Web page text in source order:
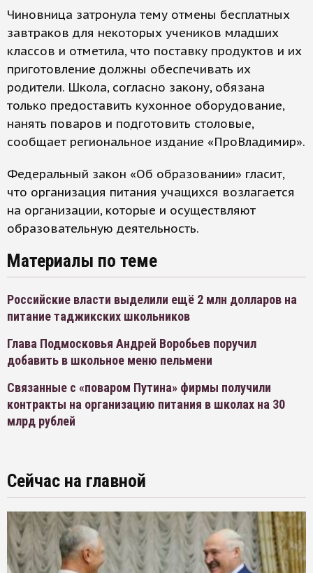
Чиновница затронула тему отмены бесплатных
завтраков для некоторых учеников младших
классов и отметила, что поставку продуктов и их
приготовление должны обеспечивать их
родители. Школа, согласно закону, обязана
только предоставить кухонное оборудование,
нанять поваров и подготовить столовые,
сообщает региональное издание «ПроВладимир».
Федеральный закон «Об образовании» гласит,
что организация питания учащихся возлагается
на организации, которые и осуществляют
образовательную деятельность.
Материалы по теме
Российские власти выделили ещё 2 млн долларов на
питание таджикских школьников
Глава Подмосковья Андрей Воробьев поручил
добавить в школьное меню пельмени
Связанные с «поваром Путина» фирмы получили
контракты на организацию питания в школах на 30
млрд рублей
Сейчас на главной